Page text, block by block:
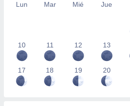
Lun Mar Mié Jue
10 11 12 13
17 18 19 20